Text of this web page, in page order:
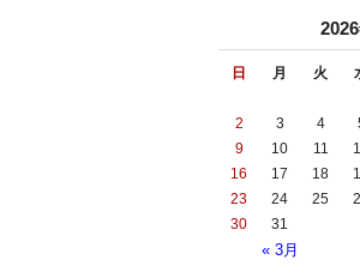
日 月 火
« 3月
2
3 4
9
10 11
16
17 18
23
24 25
30
31